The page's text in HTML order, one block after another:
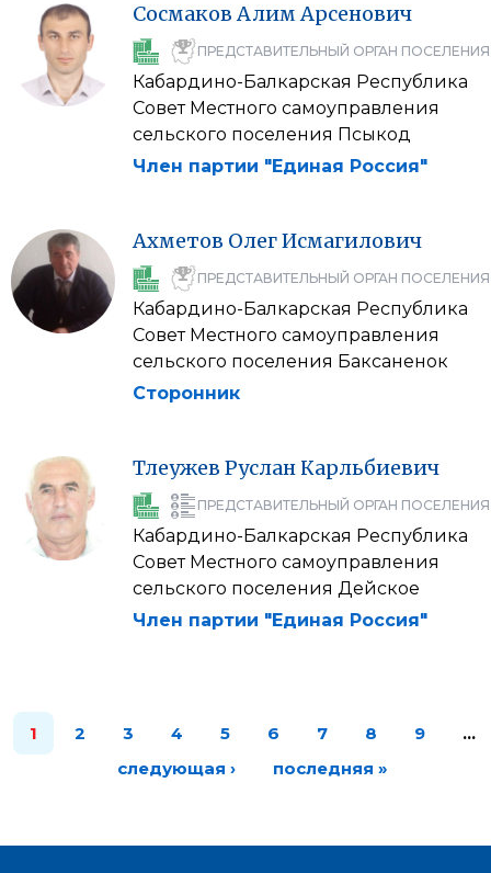
Сосмаков Алим Арсенович
ПРЕДСТАВИТЕЛЬНЫЙ ОРГАН ПОСЕЛЕНИЯ
Кабардино-Балкарская Республика
Совет Местного самоуправления
сельского поселения Псыкод
Член партии "Единая Россия"
Ахметов ОлегИсмагилович
ПРЕДСТАВИТЕЛЬНЫЙ ОРГАН ПОСЕЛЕНИЯ
Кабардино-Балкарская Республика
Совет Местного самоуправления
сельского поселения Баксаненок
Сторонник
Тлеужев Руслан Карльбиевич
ПРЕДСТАВИТЕЛЬНЫЙ ОРГАН ПОСЕЛЕНИЯ
Кабардино-Балкарская Республика
Совет Местного самоуправления
сельского поселения Дейское
Член партии "Единая Россия"
1 2 3 4 5 6 7 8 9
…
следующая ›
последняя »